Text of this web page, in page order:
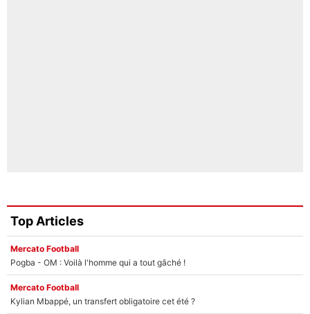
Top Articles
Mercato Football
Pogba - OM : Voilà l'homme qui a tout gâché !
Mercato Football
Kylian Mbappé, un transfert obligatoire cet été ?